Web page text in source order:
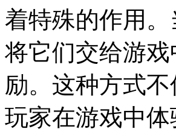
着特殊的作用
将它们交给游
励。这种方式
玩家在游戏中